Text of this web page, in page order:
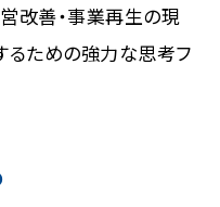
改善・事業再生の現
るための強力な思考フ